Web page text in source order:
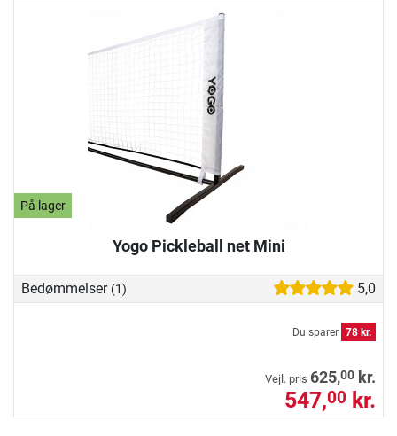
På lager
Yogo Pickleball net Mini
Bedømmelser (1) 5,0
Du sparer 78 kr.
Vejl. pris 625,00 kr.
547,00 kr.